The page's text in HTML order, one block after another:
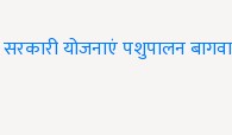
सरकारी योजनाएंपशुपालन